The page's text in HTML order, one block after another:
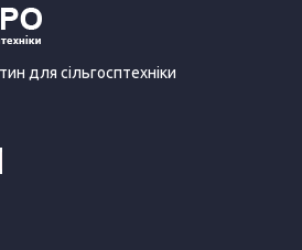
для сільгосптехніки